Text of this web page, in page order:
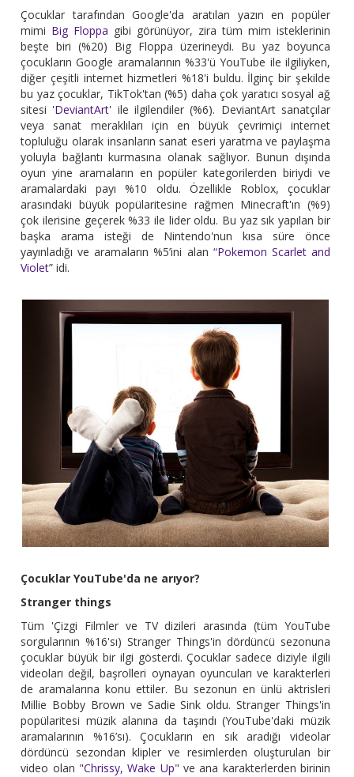
Çocuklar tarafından Google'da aratılan yazın en popüler
mimi Big Floppa gibi görünüyor, zira tüm mim isteklerinin
beşte biri (%20) Big Floppa üzerineydi. Bu yaz boyunca
çocukların Google aramalarının %33'ü YouTube ile ilgiliyken,
diğer çeşitli internet hizmetleri %18'i buldu. İlginç bir şekilde
bu yaz çocuklar, TikTok'tan (%5) daha çok yaratıcı sosyal ağ
sitesi 'DeviantArt' ile ilgilendiler (%6). DeviantArt sanatçılar
veya sanat meraklıları için en büyük çevrimiçi internet
topluluğu olarak insanların sanat eseri yaratma ve paylaşma
yoluyla bağlantı kurmasına olanak sağlıyor. Bunun dışında
oyun yine aramaların en popüler kategorilerden biriydi ve
aramalardaki payı %10 oldu. Özellikle Roblox, çocuklar
arasındaki büyük popülaritesine rağmen Minecraft'ın (%9)
çok ilerisine geçerek %33 ile lider oldu. Bu yaz sık yapılan bir
başka arama isteği de Nintendo'nun kısa süre önce
yayınladığı ve aramaların %5’ini alan “Pokemon Scarlet and
Violet” idi.
Çocuklar YouTube'da ne arıyor?
Stranger things
Tüm 'Çizgi Filmler ve TV dizileri arasında (tüm YouTube
sorgularının %16'sı) Stranger Things'in dördüncü sezonuna
çocuklar büyük bir ilgi gösterdi. Çocuklar sadece diziyle ilgili
videoları değil, başrolleri oynayan oyuncuları ve karakterleri
de aramalarına konu ettiler. Bu sezonun en ünlü aktrisleri
Millie Bobby Brown ve Sadie Sink oldu. Stranger Things'in
popülaritesi müzik alanına da taşındı (YouTube'daki müzik
aramalarının %16’sı). Çocukların en sık aradığı videolar
dördüncü sezondan klipler ve resimlerden oluşturulan bir
video olan "Chrissy, Wake Up" ve ana karakterlerden birinin